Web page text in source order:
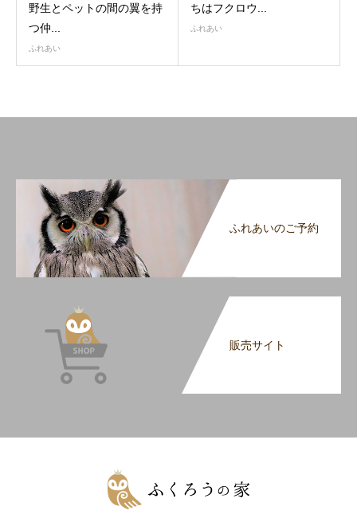
野生とペットの間の翼を持
つ仲...
ふれあい
ちはフクロウ...
ふれあい
ふれあいのご予約
販売サイト